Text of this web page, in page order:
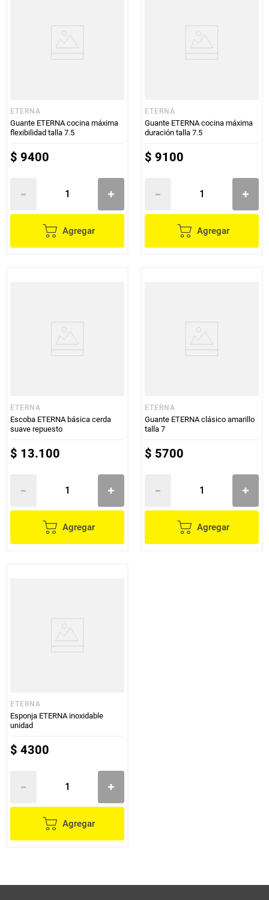
ETERNA
Guante ETERNA cocina máxima
flexibilidad talla 7.5
$ 9400
Agregar
ETERNA
Guante ETERNA cocina máxima
duración talla 7.5
$ 9100
Agregar
ETERNA
Escoba ETERNA básica cerda
suave repuesto
$ 13.100
Agregar
ETERNA
Guante ETERNA clásico amarillo
talla 7
$ 5700
Agregar
ETERNA
Esponja ETERNA inoxidable
unidad
$ 4300
Agregar